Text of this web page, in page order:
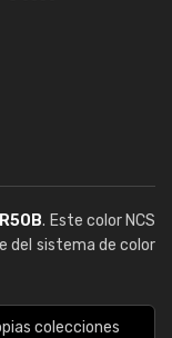
. Este color NCS
del sistema de color
colecciones